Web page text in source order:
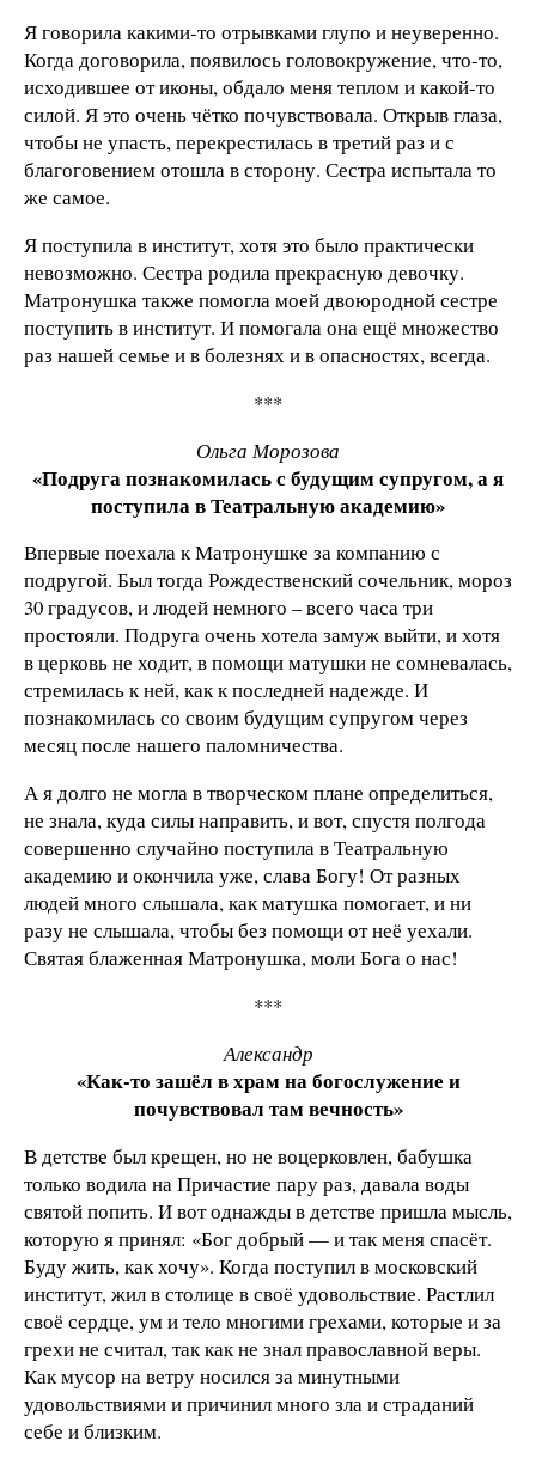
Я говорила какими-то отрывками глупо и неуверенно.
Когда договорила, появилось головокружение, что-то,
исходившее от иконы, обдало меня теплом и какой-то
силой. Я это очень чётко почувствовала. Открыв глаза,
чтобы не упасть, перекрестилась в третий раз и с
благоговением отошла в сторону. Сестра испытала то
же самое.
Я поступила в институт, хотя это было практически
невозможно. Сестра родила прекрасную девочку.
Матронушка также помогла моей двоюродной сестре
поступить в институт. И помогала она ещё множество
раз нашей семье и в болезнях и в опасностях, всегда.
***
Ольга Морозова
«Подруга познакомилась с будущим супругом, а я
поступила в Театральную академию»
Впервые поехала к Матронушке за компанию с
подругой. Был тогда Рождественский сочельник, мороз
30 градусов, и людей немного – всего часа три
простояли. Подруга очень хотела замуж выйти, и хотя
в церковь не ходит, в помощи матушки не сомневалась,
стремилась к ней, как к последней надежде. И
познакомилась со своим будущим супругом через
месяц после нашего паломничества.
А я долго не могла в творческом плане определиться,
не знала, куда силы направить, и вот, спустя полгода
совершенно случайно поступила в Театральную
академию и окончила уже, слава Богу! От разных
людей много слышала, как матушка помогает, и ни
разу не слышала, чтобы без помощи от неё уехали.
Святая блаженная Матронушка, моли Бога о нас!
***
Александр
«Как-то зашёл в храм на богослужение и
почувствовал там вечность»
В детстве был крещен, но не воцерковлен, бабушка
только водила на Причастие пару раз, давала воды
святой попить. И вот однажды в детстве пришла мысль,
которую я принял: «Бог добрый — и так меня спасёт.
Буду жить, как хочу». Когда поступил в московский
институт, жил в столице в своё удовольствие. Растлил
своё сердце, ум и тело многими грехами, которые и за
грехи не считал, так как не знал православной веры.
Как мусор на ветру носился за минутными
удовольствиями и причинил много зла и страданий
себе и близким.